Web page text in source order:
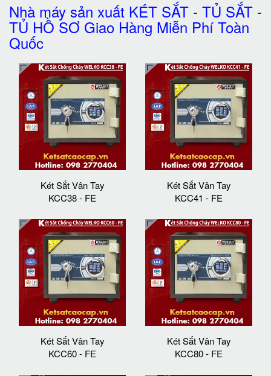
Nhà máy sản xuất KÉT SẮT - TỦ SẮT -
TỦ HỒ SƠ Giao Hàng Miễn Phí Toàn
Quốc
Két Sắt Vân Tay
KCC38 - FE
Két Sắt Vân Tay
KCC41 - FE
Két Sắt Vân Tay
KCC60 - FE
Két Sắt Vân Tay
KCC80 - FE